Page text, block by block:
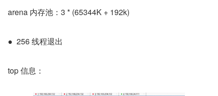
arena 内存池：3 * (65344K + 192k)
●  256 线程退出
top 信息：